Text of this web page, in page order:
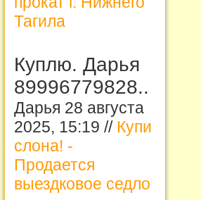
Тагила
Куплю. Дарья
89996779828..
Дарья 28 августа
2025, 15:19 // Купи
слона! -
Продается
выездковое седло